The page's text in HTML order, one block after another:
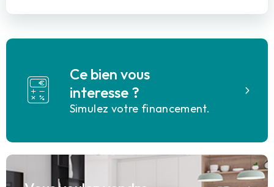
Ce bien vous
interesse ?
Simulez votre financement.